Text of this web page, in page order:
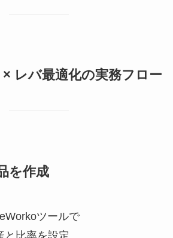
レバ最適化の実務フロー
を作成
ツールで